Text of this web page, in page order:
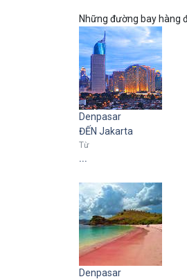
Những đường bay hàng
Denpasar
ĐẾN Jakarta
Từ
...
Denpasar